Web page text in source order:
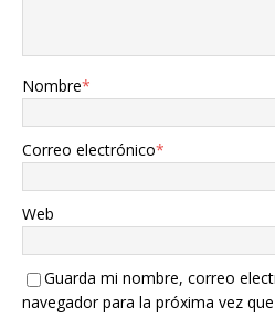
Nombre*
Correo electrónico*
Web
Guarda mi nombre, correo
navegador para la próxima vez